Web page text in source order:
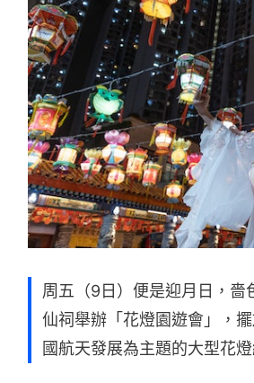
周五（9日）便是迎月日，嗇
仙祠舉辦「花燈園遊會」，
國航天發展為主題的大型花